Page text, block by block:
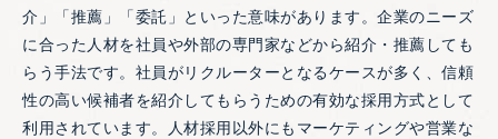
介」「推薦」「委託」といった意味があります。企業のニーズ
に合った人材を社員や外部の専門家などから紹介・推薦しても
らう手法です。社員がリクルーターとなるケースが多く、信頼
性の高い候補者を紹介してもらうための有効な採用方式として
利用されています。人材採用以外にもマーケティングや営業な